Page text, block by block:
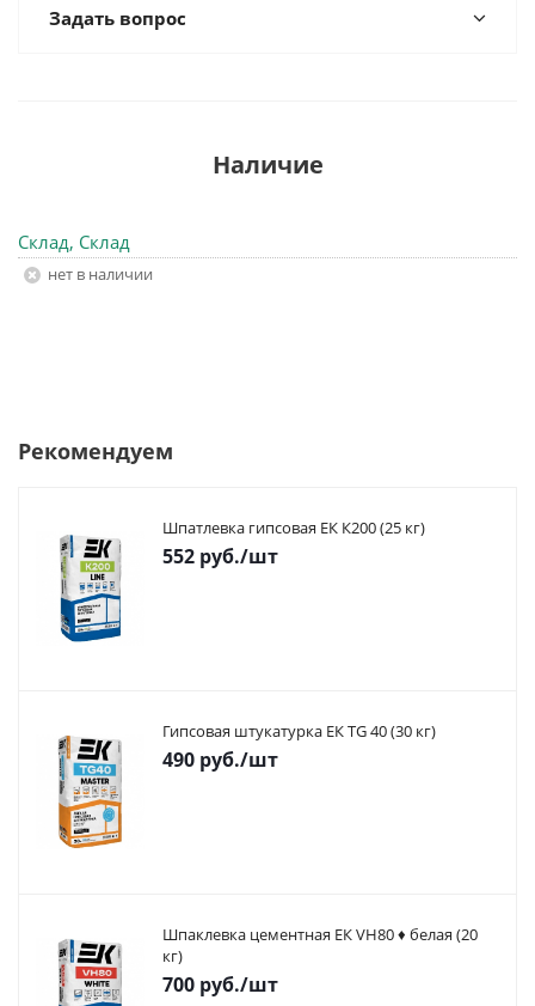
Задать вопрос
Наличие
Склад, Склад
Нет в наличии
Рекомендуем
Шпатлевка гипсовая ЕК К200 (25 кг)
552 руб./шт
Гипсовая штукатурка ЕК TG 40 (30 кг)
490 руб./шт
Шпаклевка цементная ЕК VH80 ♦ белая (20
кг)
700 руб./шт